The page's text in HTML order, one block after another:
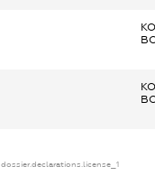
dossier.declarations.license_1